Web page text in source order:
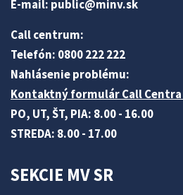
E-mail: public@minv.sk
Call centrum:
Telefón: 0800 222 222
Nahlásenie problému:
Kontaktný formulár Call Centra
PO, UT, ŠT, PIA: 8.00 - 16.00
STREDA: 8.00 - 17.00
SEKCIE MV SR